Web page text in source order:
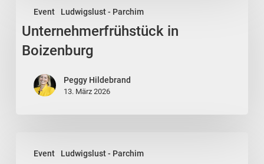
Event Ludwigslust - Parchim
Boizenburg
Unternehmerfrühstück in
Boizenburg
Peggy Hildebrand
13. März 2026
Event Ludwigslust - Parchim
Konflikt